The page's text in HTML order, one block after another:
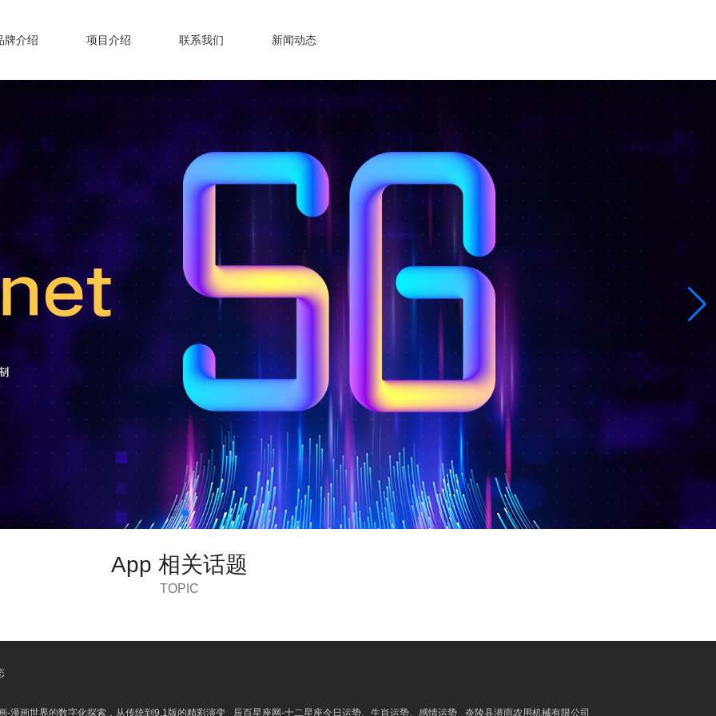
牌介绍 项目介绍 联系我们 新闻动态
App 相关话题
TOPIC
-漫画世界的数字化探索，从传统到9.1版的精彩演变 辰百星座网-十二星座今日运势、生肖运势、感情运势 炎陵县潜雨农用机械有限公司